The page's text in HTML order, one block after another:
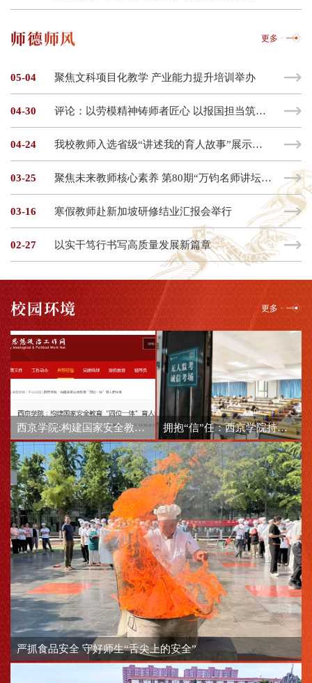
师德师风 更多
05-04 聚焦文科项目化教学 产业能力提升培训举办
04-30 评论：以劳模精神铸师者匠心 以报国担当筑西京华章——致敬陕西省五一劳动奖章获得者王祖良教授
04-24 我校教师入选省级“讲述我的育人故事”展示活动
03-25 聚焦未来教师核心素养 第80期“万钧名师讲坛”举办
03-16 寒假教师赴新加坡研修结业汇报会举行
02-27 以实干笃行书写高质量发展新篇章
校园环境 更多
西京学院:构建国家安全教育“四位一体”育人新体系 拥抱“信”任：西京学院持续推进诚信考场建设
严抓食品安全 守好师生“舌尖上的安全”